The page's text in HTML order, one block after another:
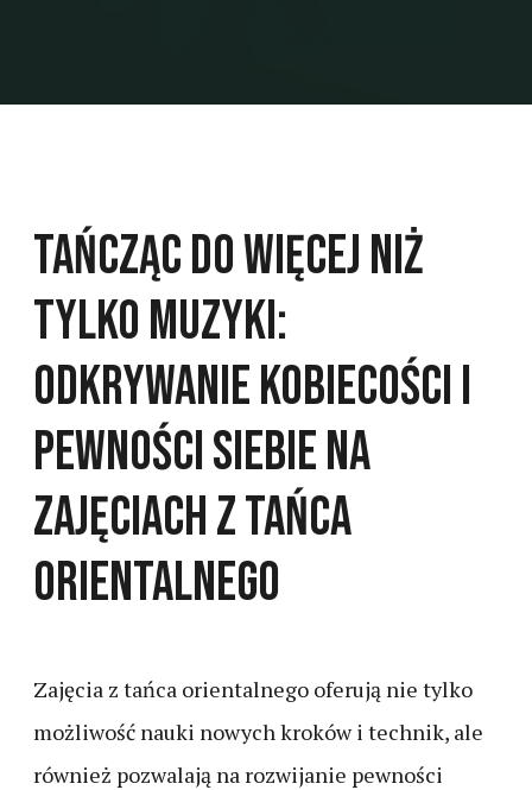
Tańcząc do Więcej niż
Tylko Muzyki:
Odkrywanie Kobiecości i
Pewności Siebie na
Zajęciach z Tańca
Orientalnego
Zajęcia z tańca orientalnego oferują nie tylko
możliwość nauki nowych kroków i technik, ale
również pozwalają na rozwijanie pewności